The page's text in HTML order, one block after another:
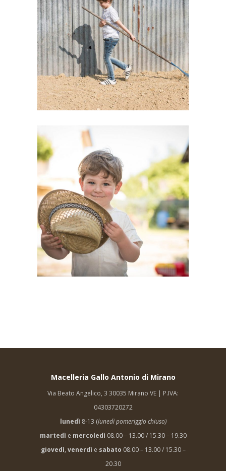
Macelleria Gallo Antonio di Mirano
Via Beato Angelico, 3 30035 Mirano VE | P.IVA:
04303720272
lunedì 8-13 (lunedì pomeriggio chiuso)
martedì e mercoledì 08.00 – 13.00 / 15.30 – 19.30
giovedì, venerdì e sabato 08.00 – 13.00 / 15.30 –
20.30